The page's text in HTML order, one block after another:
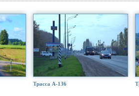
Трасса А-136